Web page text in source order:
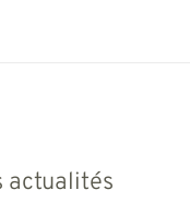
actualités